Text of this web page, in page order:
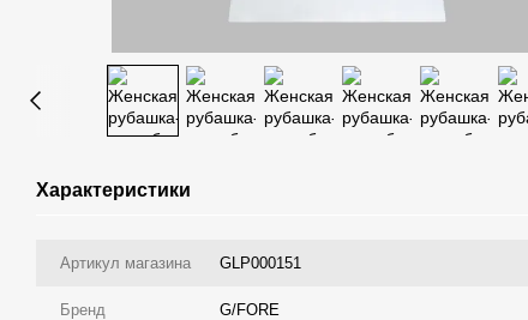
Характеристики
Артикул магазина GLP000151
Бренд G/FORE